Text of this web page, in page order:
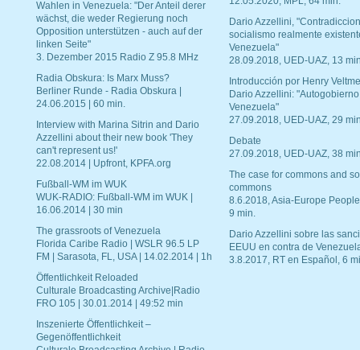
Wahlen in Venezuela: "Der Anteil derer
wächst, die weder Regierung noch
Opposition unterstützen - auch auf der
linken Seite"
3. Dezember 2015 Radio Z 95.8 MHz
Radia Obskura: Is Marx Muss?
Berliner Runde - Radia Obskura |
24.06.2015 | 60 min.
Interview with Marina Sitrin and Dario
Azzellini about their new book 'They
can't represent us!'
22.08.2014 | Upfront, KPFA.org
Fußball-WM im WUK
WUK-RADIO: Fußball-WM im WUK |
16.06.2014 | 30 min
The grassroots of Venezuela
Florida Caribe Radio | WSLR 96.5 LP
FM | Sarasota, FL, USA | 14.02.2014 | 1h
Öffentlichkeit Reloaded
Culturale Broadcasting Archive|Radio
FRO 105 | 30.01.2014 | 49:52 min
Inszenierte Öffentlichkeit –
Gegenöffentlichkeit
Dario Azzellini,
socialismo realmente
Venezuela"
28.09.2018, UED-UAZ, 13
Introducción por Henry
Dario Azzellini:
Venezuela"
27.09.2018, UED-UAZ, 29
Debate
27.09.2018, UED-UAZ, 38
The case for commons and
commons
8.6.2018, Asia-Europe
9 min.
Dario Azzellini sobre las
EEUU en contra de
3.8.2017, RT en Español, 6